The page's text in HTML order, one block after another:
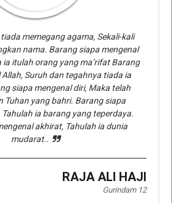
memegang agama, Sekali-kali
nama. Barang siapa mengenal
ia itulah orang yang ma’rifat Barang
Suruh dan tegahnya tiada ia
siapa mengenal diri, Maka telah
Tuhan yang bahri. Barang siapa
ia barang yang teperdaya.
akhirat, Tahulah ia dunia
mudarat..
RAJA ALI HAJI
Gurindam 12